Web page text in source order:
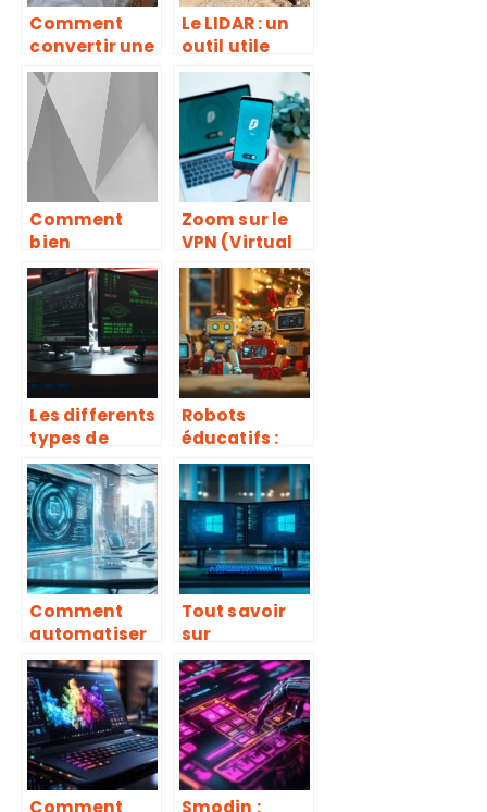
Comment
convertir une
video
YouTube en
MP3?
Le LIDAR : un
outil utile
dans
différents
domaines
Comment
bien
s’equiper
pour jouer
aux jeux
videos
confortablem
ent ?
Zoom sur le
VPN (Virtual
Private
Network)
Les differents
types de
logiciels
malveillants
a connaitre
Robots
éducatifs :
pourquoi
c’est le
cadeau idéal
pour Noël
Comment
automatiser
votre service
client avec
des chatbots
IA
Tout savoir
sur
l’activation
de Windows
Server 2019 en
entreprise
Comment Smodin :